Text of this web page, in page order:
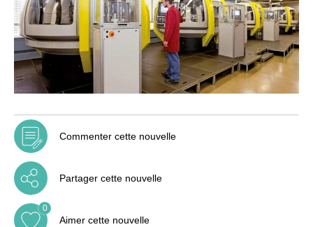
Commenter cette nouvelle
Partager cette nouvelle
Aimer cette nouvelle
0